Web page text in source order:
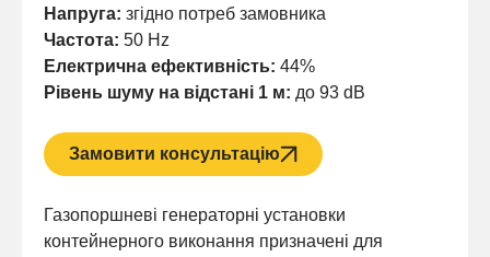
Напруга: згідно потреб замовника
Частота: 50 Hz
Електрична ефективність: 44%
Рівень шуму на відстані 1 м: до 93 dB
Замовити консультацію
Газопоршневі генераторні установки
контейнерного виконання призначені для